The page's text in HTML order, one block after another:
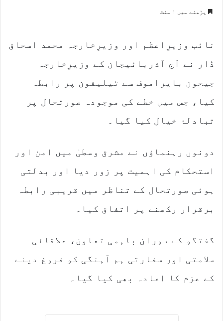
پڑھنے میں ۱ منٹ
نائب وزیرِاعظم اور وزیرِخارجہ محمد اسحاق
ڈار نے آج آذربائیجان کے وزیرِخارجہ
جیحون بایراموف سے ٹیلیفون پر رابطہ
کیا، جس میں خطے کی موجودہ صورتحال پر
تبادلۂ خیال کیا گیا۔
دونوں رہنماؤں نے مشرق وسطیٰ میں امن اور
استحکام کی اہمیت پر زور دیا اور بدلتی
ہوئی صورتحال کے تناظر میں قریبی رابطہ
برقرار رکھنے پر اتفاق کیا۔
گفتگو کے دوران باہمی تعاون، علاقائی
سلامتی اور سفارتی ہم آہنگی کو فروغ دینے
کے عزم کا اعادہ بھی کیا گیا۔